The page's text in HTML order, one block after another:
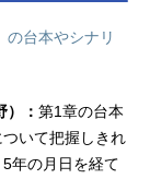
台本やシナリ
： 第1章の台本
いて把握しきれ
年の月日を経て